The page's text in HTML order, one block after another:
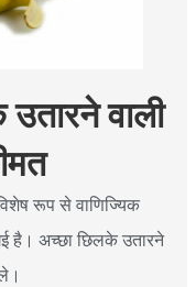
वाली
रूप से वाणिज्यिक
है। अच्छा छिलके उतारने